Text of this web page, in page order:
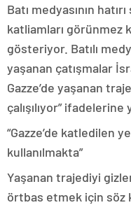
Batı medyasının
katliamları görünmez
gösteriyor. Batılı
yaşanan çatışmalar
Gazze’de yaşanan
çalışılıyor” ifadelerine
“Gazze’de katledilen
kullanılmakta”
Yaşanan trajediyi
örtbas etmek için söz